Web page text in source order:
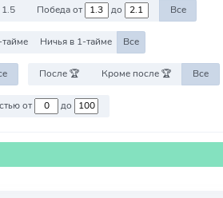
Победа от до Все
Ничья в 1-тайме Все
После 🏆 Кроме после 🏆 Все
Против команд со стоимостью от до